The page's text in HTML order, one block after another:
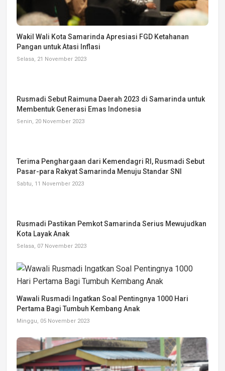
Wakil Wali Kota Samarinda Apresiasi FGD Ketahanan
Pangan untuk Atasi Inflasi
Selasa, 21 November 2023
Rusmadi Sebut Raimuna Daerah 2023 di Samarinda untuk
Membentuk Generasi Emas Indonesia
Senin, 20 November 2023
Terima Penghargaan dari Kemendagri RI, Rusmadi Sebut
Pasar-para Rakyat Samarinda Menuju Standar SNI
Sabtu, 11 November 2023
Rusmadi Pastikan Pemkot Samarinda Serius Mewujudkan
Kota Layak Anak
Selasa, 07 November 2023
Wawali Rusmadi Ingatkan Soal Pentingnya 1000 Hari
Pertama Bagi Tumbuh Kembang Anak
Minggu, 05 November 2023